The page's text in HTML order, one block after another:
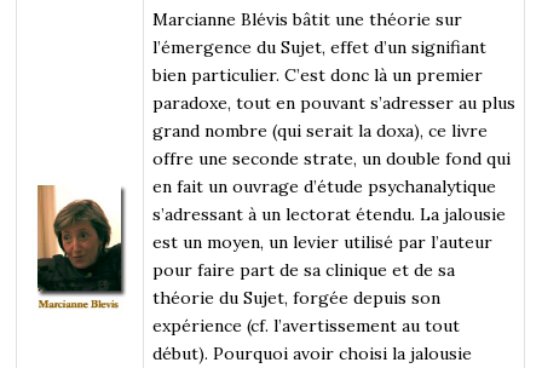
Marcianne Blévis bâtit une théorie sur
l’émergence du Sujet, effet d’un signifiant
bien particulier. C’est donc là un premier
paradoxe, tout en pouvant s’adresser au plus
grand nombre (qui serait la doxa), ce livre
offre une seconde strate, un double fond qui
en fait un ouvrage d’étude psychanalytique
s’adressant à un lectorat étendu. La jalousie
est un moyen, un levier utilisé par l’auteur
pour faire part de sa clinique et de sa
théorie du Sujet, forgée depuis son
expérience (cf. l’avertissement au tout
début). Pourquoi avoir choisi la jalousie